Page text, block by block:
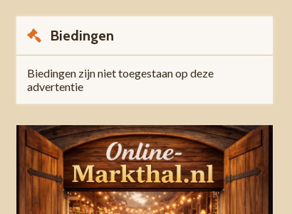
Biedingen
Biedingen zijn niet toegestaan op deze
advertentie